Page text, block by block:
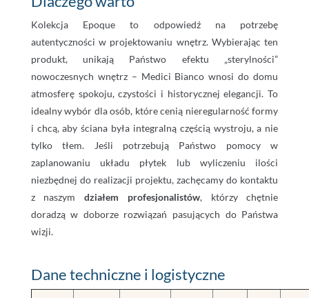
Kolekcja Epoque to odpowiedź na potrzebę
autentyczności w projektowaniu wnętrz. Wybierając ten
produkt, unikają Państwo efektu „sterylności”
nowoczesnych wnętrz – Medici Bianco wnosi do domu
atmosferę spokoju, czystości i historycznej elegancji. To
idealny wybór dla osób, które cenią nieregularność formy
i chcą, aby ściana była integralną częścią wystroju, a nie
tylko tłem. Jeśli potrzebują Państwo pomocy w
zaplanowaniu układu płytek lub wyliczeniu ilości
niezbędnej do realizacji projektu, zachęcamy do kontaktu
z naszymdziałem profesjonalistów, którzy chętnie
doradzą w doborze rozwiązań pasujących do Państwa
wizji.
Dane techniczne i logistyczne